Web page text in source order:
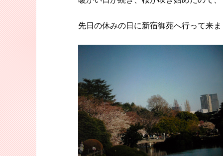
先日の休みの日に新宿御苑へ行って来